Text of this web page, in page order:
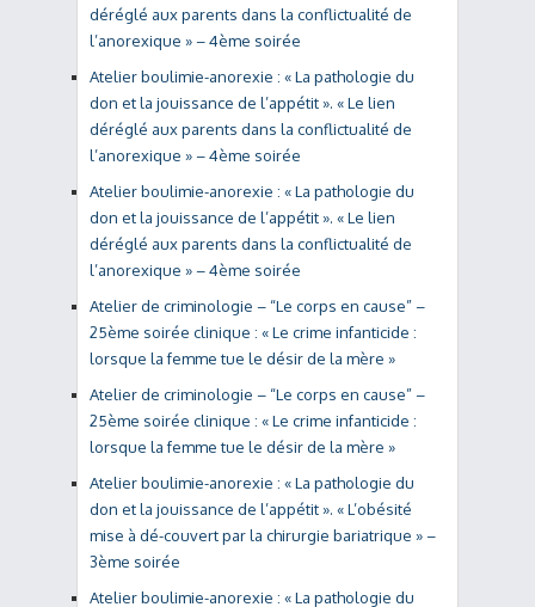
déréglé aux parents dans la conflictualité de
l’anorexique » – 4ème soirée
Atelier boulimie-anorexie : « La pathologie du
don et la jouissance de l’appétit ». « Le lien
déréglé aux parents dans la conflictualité de
l’anorexique » – 4ème soirée
Atelier boulimie-anorexie : « La pathologie du
don et la jouissance de l’appétit ». « Le lien
déréglé aux parents dans la conflictualité de
l’anorexique » – 4ème soirée
Atelier de criminologie – “Le corps en cause” –
25ème soirée clinique : « Le crime infanticide :
lorsque la femme tue le désir de la mère »
Atelier de criminologie – “Le corps en cause” –
25ème soirée clinique : « Le crime infanticide :
lorsque la femme tue le désir de la mère »
Atelier boulimie-anorexie : « La pathologie du
don et la jouissance de l’appétit ». « L’obésité
mise à dé-couvert par la chirurgie bariatrique » –
3ème soirée
Atelier boulimie-anorexie : « La pathologie du